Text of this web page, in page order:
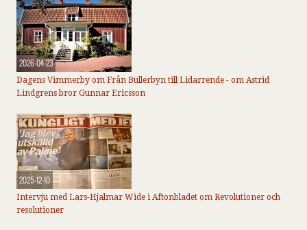
2026-04-23
Dagens Vimmerby om Från Bullerbyn till Lidarrende - om Astrid
Lindgrens bror Gunnar Ericsson
2025-12-10
Intervju med Lars-Hjalmar Wide i Aftonbladet om Revolutioner och
resolutioner